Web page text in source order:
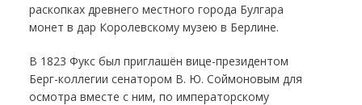
раскопках древнего местного города Булгара
монет в дар Королевскому музею в Берлине.
В 1823 Фукс был приглашён вице-президентом
Берг-коллегии сенатором В. Ю. Соймоновым для
осмотра вместе с ним, по императорскому